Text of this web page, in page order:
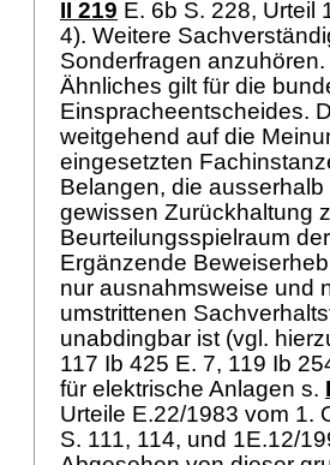
II 219 E. 6b S. 228, Urteil
4). Weitere
Sonderfragen anzuhören.
Ähnliches gilt für die
Einspracheentscheides.
weitgehend auf die
eingesetzten
Belangen, die
gewissen Zurückhaltung
Beurteilungsspielraum
Ergänzende
nur ausnahmsweise und
umstrittenen
unabdingbar ist (vgl.
117 Ib 425 E. 7, 119 Ib
für elektrische Anlagen s.
Urteile E.22/1983 vom 1.
S. 111, 114, und 1E.12/